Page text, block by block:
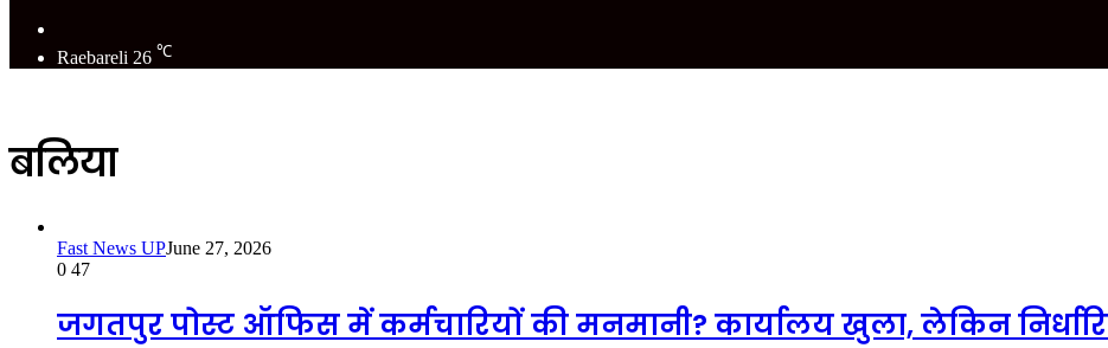
skin
Raebareli 26 ℃
बलिया
Fast News UPJune 27, 2026
0 47
जगतपुर पोस्ट ऑफिस में कर्मचारियों की मनमानी? कार्यालय खुला, लेकिन